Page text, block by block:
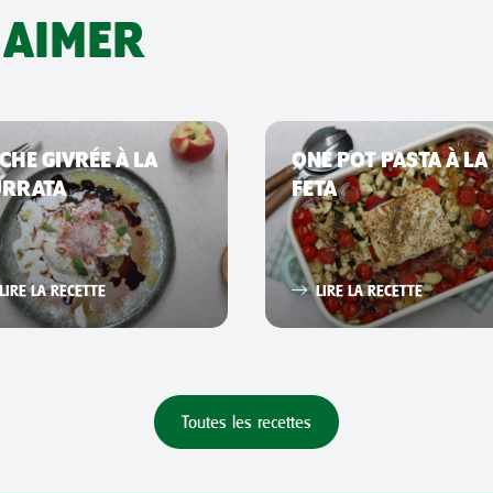
GIVRÉE À LA
LIRE LA RECETTE
ONE POT PASTA À LA
FETA
LIRE LA RECETTE
Toutes les recettes